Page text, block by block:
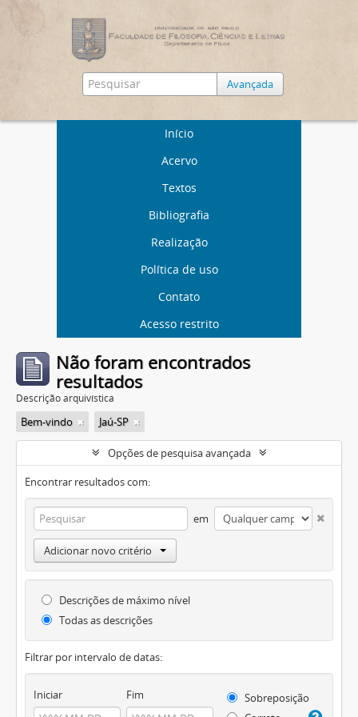
Avançada
Início
Acervo
Textos
Bibliografia
Realização
Política de uso
Contato
Acesso restrito
Não foram encontrados
resultados
Descrição arquivística
Bem-vindo Jaú-SP
Opções de pesquisa avançada
Encontrar resultados com:
em
Adicionar novo critério
Descrições de máximo nível
Todas as descrições
Filtrar por intervalo de datas:
Iniciar Fim
Sobreposição